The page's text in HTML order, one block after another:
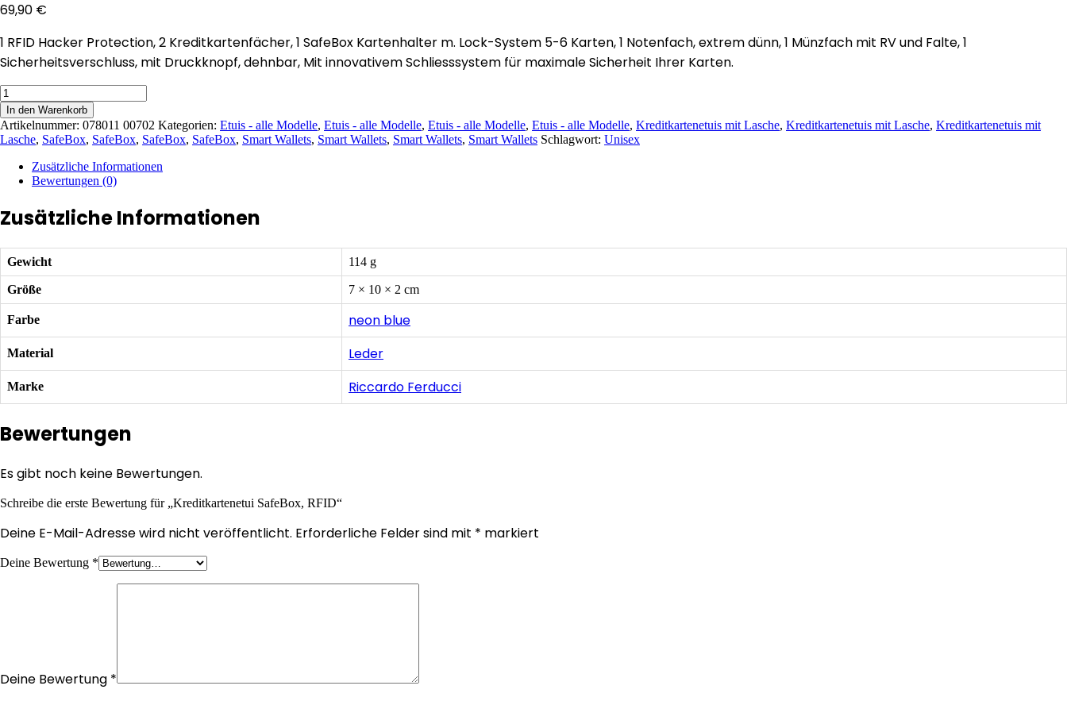
69,90 €
1 RFID Hacker Protection, 2 Kreditkartenfächer, 1 SafeBox Kartenhalter m. Lock-System 5-6 Karten, 1 Notenfach, extrem dünn, 1 Münzfach mit RV und Falte, 1
Sicherheitsverschluss, mit Druckknopf, dehnbar, Mit innovativem Schliesssystem für maximale Sicherheit Ihrer Karten.
Kreditkartenetui
SafeBox,
RFID
Menge
In den Warenkorb
Artikelnummer: 078011 00702 Kategorien: Etuis - alle Modelle, Etuis - alle Modelle, Etuis - alle Modelle, Etuis - alle Modelle, Kreditkartenetuis mit Lasche, Kreditkartenetuis mit Lasche, Kreditkartenetuis mit
Lasche, SafeBox, SafeBox, SafeBox, SafeBox, Smart Wallets, Smart Wallets, Smart Wallets, Smart Wallets Schlagwort: Unisex
Zusätzliche Informationen
Bewertungen (0)
Zusätzliche Informationen
Gewicht 114 g
Größe 7 × 10 × 2 cm
Farbe neon blue
Material Leder
Marke Riccardo Ferducci
Bewertungen
Es gibt noch keine Bewertungen.
Schreibe die erste Bewertung für „Kreditkartenetui SafeBox, RFID“
Deine E-Mail-Adresse wird nicht veröffentlicht. Erforderliche Felder sind mit * markiert
Deine Bewertung *
Deine Bewertung *